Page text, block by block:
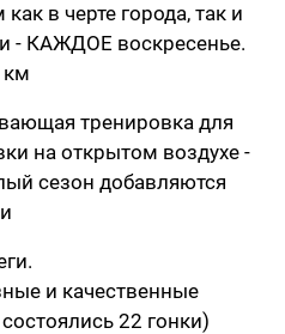
в черте города, так и
- КАЖДОЕ воскресенье.
км
тренировка для
на открытом воздухе -
сезон добавляются
и качественные
22 гонки)